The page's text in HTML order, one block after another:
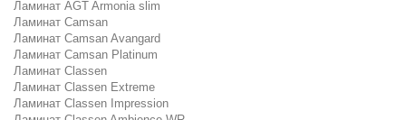
Ламинат AGT Armonia slim
Ламинат Camsan
Ламинат Camsan Avangard
Ламинат Camsan Platinum
Ламинат Classen
Ламинат Classen Extreme
Ламинат Classen Impression